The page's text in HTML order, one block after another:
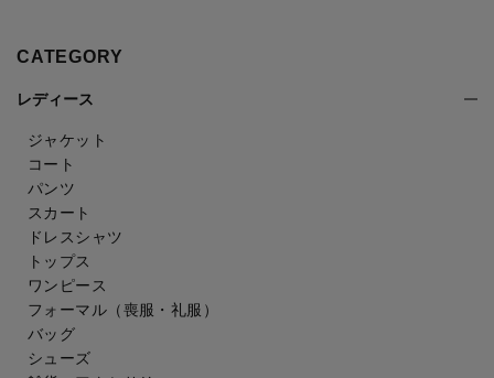
CATEGORY
レディース
ジャケット
コート
パンツ
スカート
ドレスシャツ
トップス
ワンピース
フォーマル（喪服・礼服）
バッグ
シューズ